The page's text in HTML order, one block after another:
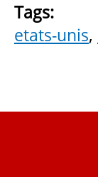
Tags:
etats-unis,